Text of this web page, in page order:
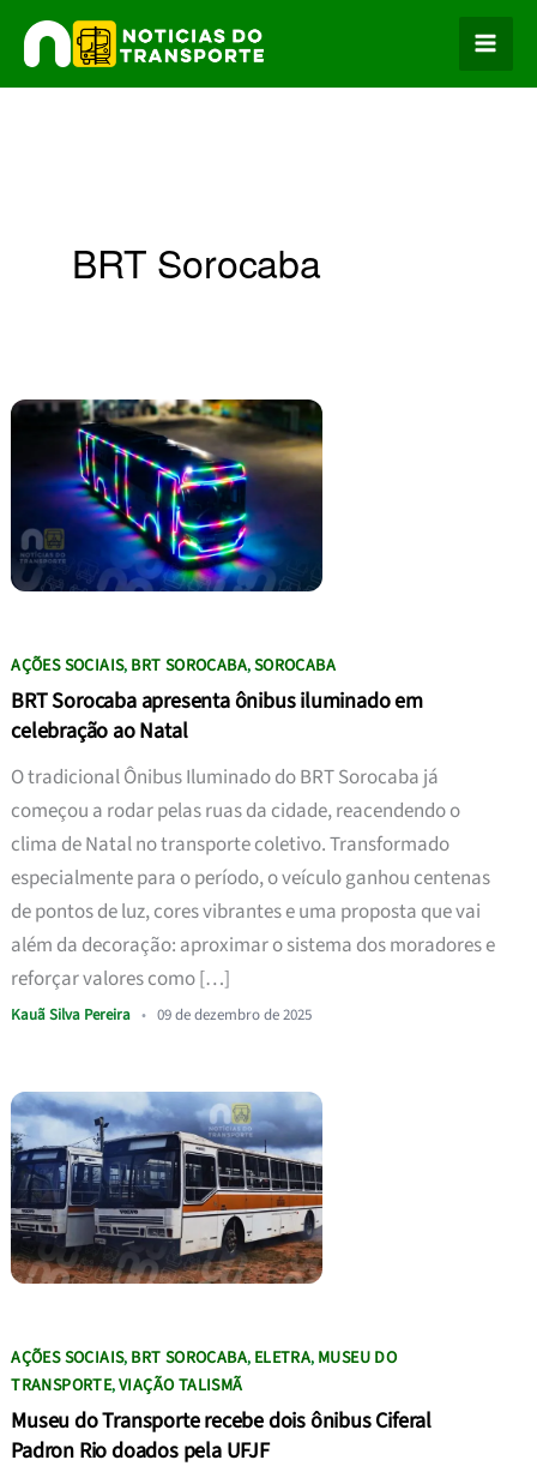
para
o
BRT Sorocaba
AÇÕES SOCIAIS, BRT SOROCABA,SOROCABA
BRT Sorocaba apresenta ônibus iluminado em
celebração ao Natal
O tradicional Ônibus Iluminado do BRT Sorocaba já
começou a rodar pelas ruas da cidade, reacendendo o
clima de Natal no transporte coletivo. Transformado
especialmente para o período, o veículo ganhou centenas
de pontos de luz, cores vibrantes e uma proposta que vai
além da decoração: aproximar o sistema dos moradores e
reforçar valores como […]
Kauã Silva Pereira • 09 de dezembro de 2025
AÇÕES SOCIAIS, BRT SOROCABA, ELETRA, MUSEU DO
TRANSPORTE,VIAÇÃO TALISMÃ
Museu do Transporte recebe dois ônibus Ciferal
Padron Rio doados pela UFJF